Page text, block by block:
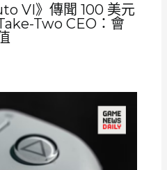
VI》傳聞 100 美元
Two CEO：會